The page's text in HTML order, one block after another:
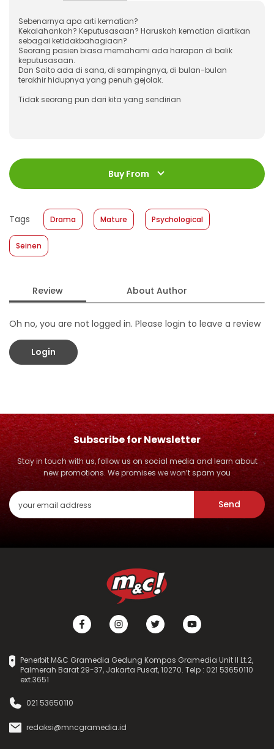
Sebenarnya apa arti kematian?
Kekalahankah? Keputusasaan? Haruskah kematian diartikan
sebagai ketidakbahagiaan?
Seorang pasien biasa memahami ada harapan di balik
keputusasaan.
Dan Saito ada di sana, di sampingnya, di bulan-bulan
terakhir hidupnya yang penuh gejolak.
Tidak seorang pun dari kita yang sendirian
ISBN :
978-602-428-607-1
248 halaman
Size
:
13 x 18
Format
: Hardcover
Buy From
Tags Drama Mature Psychological
Seinen
Review About Author
Oh no, you are not logged in. Please login to leave a review
Login
Subscribe for Newsletter
Stay in touch with us, follow us on social media and learn about
new promotions. We promises we won’t spam you
Send
Penerbit M&C Gramedia Gedung Kompas Gramedia Unit II Lt.2,
Palmerah Barat 29-37, Jakarta Pusat, 10270. Telp : 021 53650110
ext.3651
021 53650110
redaksi@mncgramedia.id